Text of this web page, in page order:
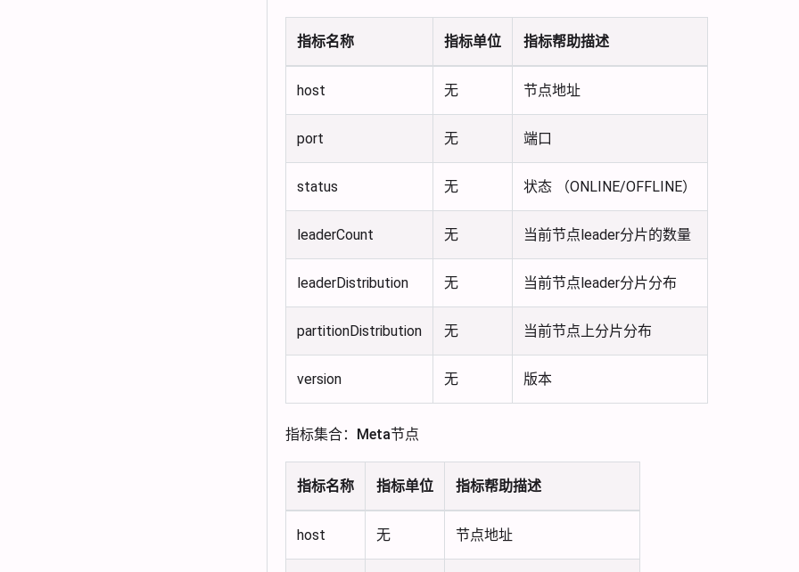
指标名称 指标单位 指标帮助描述
host 无 节点地址
port 无 端口
status 无 状态 （ONLINE/OFFLINE）
leaderCount 无 当前节点leader分片的数量
leaderDistribution 无 当前节点leader分片分布
partitionDistribution 无 当前节点上分片分布
version 无 版本
指标集合：Meta节点
指标名称 指标单位 指标帮助描述
host 无 节点地址